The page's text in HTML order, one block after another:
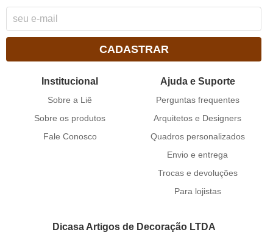
CADASTRAR
Institucional
Sobre a Liê
Sobre os produtos
Fale Conosco
Ajuda e Suporte
Perguntas frequentes
Arquitetos e Designers
Quadros personalizados
Envio e entrega
Trocas e devoluções
Para lojistas
Dicasa Artigos de Decoração LTDA